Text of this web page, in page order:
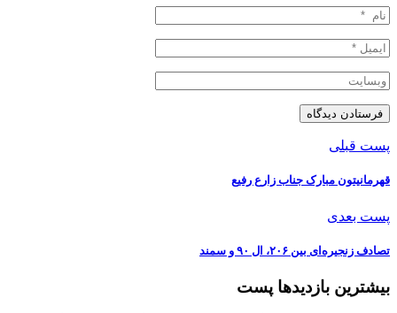
پست قبلی
قهرمانیتون مبارک جناب زارع رفیع
پست بعدی
️تصادف زنجیره‌ای بین ۲۰۶، ال ۹۰ و سمند
بیشترین بازدیدها پست